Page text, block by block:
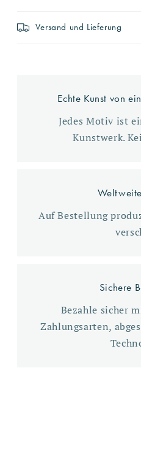
Versand und Lieferung
Echte Kunst von
Jedes Motiv ist
Kunstwerk.
Auf Bestellung
Sichere
Bezahle sicher
Zahlungsarten,